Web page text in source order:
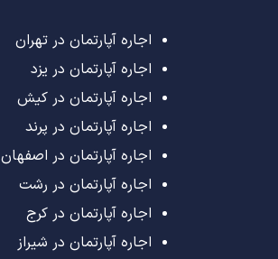
اجاره آپارتمان در تهران
اجاره آپارتمان در یزد
اجاره آپارتمان در کیش
اجاره آپارتمان در پرند
اجاره آپارتمان در اصفهان
اجاره آپارتمان در رشت
اجاره آپارتمان در کرج
اجاره آپارتمان در شیراز